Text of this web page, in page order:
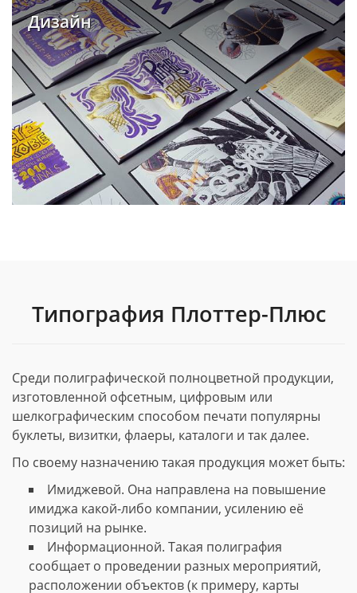
Дизайн
Типография Плоттер-Плюс
Среди полиграфической полноцветной продукции,
изготовленной офсетным, цифровым или
шелкографическим способом печати популярны
буклеты, визитки, флаеры, каталоги и так далее.
По своему назначению такая продукция может быть:
Имиджевой. Она направлена на повышение
имиджа какой-либо компании, усилению её
позиций на рынке.
Информационной. Такая полиграфия
сообщает о проведении разных мероприятий,
расположении объектов (к примеру, карты